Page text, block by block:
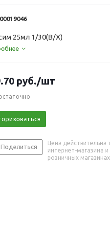
00019046
25мл 1/30(В/Х)
руб./шт
Поделиться
Цена действительна
интернет-магазина
розничных магазинах